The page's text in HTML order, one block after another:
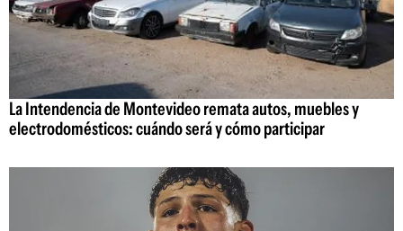
La Intendencia de Montevideo remata autos, muebles y
electrodomésticos: cuándo será y cómo participar